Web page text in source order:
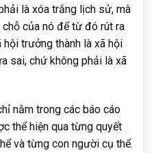
là xóa trắng lịch sử, mà
của nó để từ đó rút ra
trưởng thành là xã hội
sai, chứ không phải là xã
nằm trong các báo cáo
thể hiện qua từng quyết
và từng con người cụ thể.